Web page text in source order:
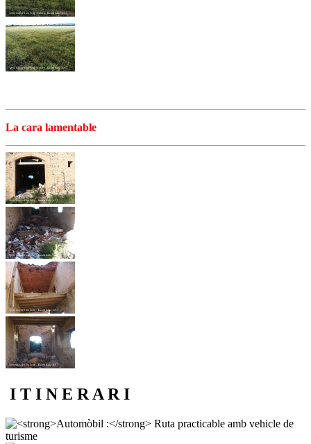
La cara lamentable
I T I N E R A R I